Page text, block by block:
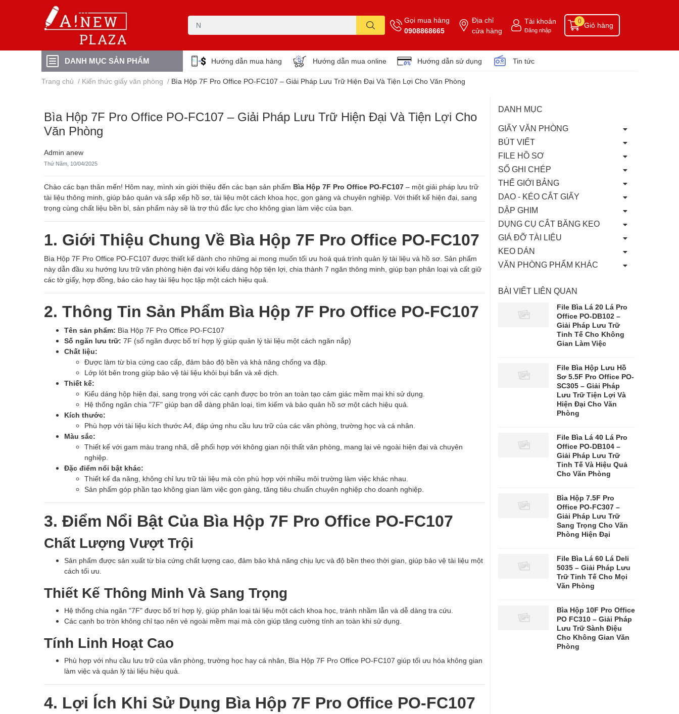
Gọi mua hàng
0908868665
Địa chỉ
cửa hàng
Tài khoản
Đăng nhập
Giỏ hàng
0
DANH MỤC SẢN PHẨM Hướng dẫn mua hàng Hướng dẫn mua online Hướng dẫn sử dụng Tin tức
Trang chủ / Kiến thức giấy văn phòng / Bìa Hộp 7F Pro Office PO-FC107 – Giải Pháp Lưu Trữ Hiện Đại Và Tiện Lợi Cho Văn Phòng
Bìa Hộp 7F Pro Office PO-FC107 – Giải Pháp Lưu Trữ Hiện Đại Và Tiện Lợi Cho
Văn Phòng
Admin anew
Thứ Năm, 10/04/2025
Chào các bạn thân mến! Hôm nay, mình xin giới thiệu đến các bạn sản phẩm Bìa Hộp 7F Pro Office PO-FC107 – một giải pháp lưu trữ
tài liệu thông minh, giúp bảo quản và sắp xếp hồ sơ, tài liệu một cách khoa học, gọn gàng và chuyên nghiệp. Với thiết kế hiện đại, sang
trọng cùng chất liệu bền bỉ, sản phẩm này sẽ là trợ thủ đắc lực cho không gian làm việc của bạn.
1. Giới Thiệu Chung Về Bìa Hộp 7F Pro Office PO-FC107
Bìa Hộp 7F Pro Office PO-FC107 được thiết kế dành cho những ai mong muốn tối ưu hoá quá trình quản lý tài liệu và hồ sơ. Sản phẩm
này dẫn đầu xu hướng lưu trữ văn phòng hiện đại với kiểu dáng hộp tiện lợi, chia thành 7 ngăn thông minh, giúp bạn phân loại và cất giữ
các tờ giấy, hợp đồng, báo cáo hay tài liệu học tập một cách hiệu quả.
2. Thông Tin Sản Phẩm Bìa Hộp 7F Pro Office PO-FC107
Tên sản phẩm: Bìa Hộp 7F Pro Office PO-FC107
Số ngăn lưu trữ: 7F (số ngăn được bố trí hợp lý giúp quản lý tài liệu một cách ngăn nắp)
Chất liệu:
Được làm từ bìa cứng cao cấp, đảm bảo độ bền và khả năng chống va đập.
Lớp lót bên trong giúp bảo vệ tài liệu khỏi bụi bẩn và xê dịch.
Thiết kế:
Kiểu dáng hộp hiện đại, sang trọng với các cạnh được bo tròn an toàn tạo cảm giác mềm mại khi sử dụng.
Hệ thống ngăn chia "7F" giúp bạn dễ dàng phân loại, tìm kiếm và bảo quản hồ sơ một cách hiệu quả.
Kích thước:
Phù hợp với tài liệu kích thước A4, đáp ứng nhu cầu lưu trữ của các văn phòng, trường học và cá nhân.
Màu sắc:
Thiết kế với gam màu trang nhã, dễ phối hợp với không gian nội thất văn phòng, mang lại vẻ ngoài hiện đại và chuyên
nghiệp.
Đặc điểm nổi bật khác:
Thiết kế đa năng, không chỉ lưu trữ tài liệu mà còn phù hợp với nhiều môi trường làm việc khác nhau.
Sản phẩm góp phần tạo không gian làm việc gọn gàng, tăng tiêu chuẩn chuyên nghiệp cho doanh nghiệp.
3. Điểm Nổi Bật Của Bìa Hộp 7F Pro Office PO-FC107
Chất Lượng Vượt Trội
Sản phẩm được sản xuất từ bìa cứng chất lượng cao, đảm bảo khả năng chịu lực và độ bền theo thời gian, giúp bảo vệ tài liệu một
cách tối ưu.
Thiết Kế Thông Minh Và Sang Trọng
Hệ thống chia ngăn "7F" được bố trí hợp lý, giúp phân loại tài liệu một cách khoa học, tránh nhầm lẫn và dễ dàng tra cứu.
Các cạnh bo tròn không chỉ tạo nên vẻ ngoài mềm mại mà còn giúp tăng cường tính an toàn khi sử dụng.
Tính Linh Hoạt Cao
Phù hợp với nhu cầu lưu trữ của văn phòng, trường học hay cá nhân, Bìa Hộp 7F Pro Office PO-FC107 giúp tối ưu hóa không gian
làm việc và quản lý tài liệu hiệu quả.
4. Lợi Ích Khi Sử Dụng Bìa Hộp 7F Pro Office PO-FC107
DANH MỤC
GIẤY VĂN PHÒNG
BÚT VIẾT
FILE HỒ SƠ
SỔ GHI CHÉP
THẾ GIỚI BẢNG
DAO - KÉO CẮT GIẤY
DẬP GHIM
DỤNG CỤ CẮT BĂNG KEO
GIÁ ĐỠ TÀI LIỆU
KEO DÁN
VĂN PHÒNG PHẨM KHÁC
BÀI VIẾT LIÊN QUAN
File Bìa Lá 20 Lá Pro
Office PO-DB102 –
Giải Pháp Lưu Trữ
Tinh Tế Cho Không
Gian Làm Việc
File Bìa Hộp Lưu Hồ
Sơ 5.5F Pro Office PO-
SC305 – Giải Pháp
Lưu Trữ Tiện Lợi Và
Hiện Đại Cho Văn
Phòng
File Bìa Lá 40 Lá Pro
Office PO-DB104 –
Giải Pháp Lưu Trữ
Tinh Tế Và Hiệu Quả
Cho Văn Phòng
Bìa Hộp 7.5F Pro
Office PO-FC307 –
Giải Pháp Lưu Trữ
Sang Trọng Cho Văn
Phòng Hiện Đại
File Bìa Lá 60 Lá Deli
5035 – Giải Pháp Lưu
Trữ Tinh Tế Cho Mọi
Văn Phòng
Bìa Hộp 10F Pro Office
PO FC310 – Giải Pháp
Lưu Trữ Sành Điệu
Cho Không Gian Văn
Phòng